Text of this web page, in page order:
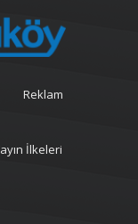
Reklam
İlkeleri